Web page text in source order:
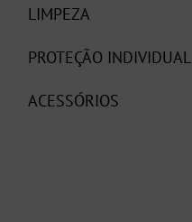
LIMPEZA
PROTEÇÃO INDIVIDUAL
ACESSÓRIOS